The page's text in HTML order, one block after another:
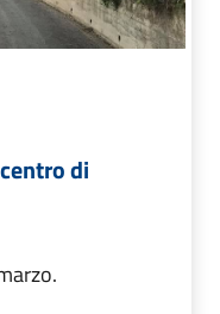
di